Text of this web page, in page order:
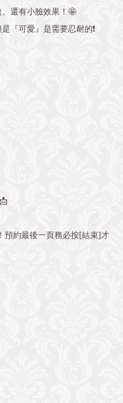
還有小臉效果！🤩
『可愛』是需要忍耐的❗️
預約最後一頁務必按[結束]才